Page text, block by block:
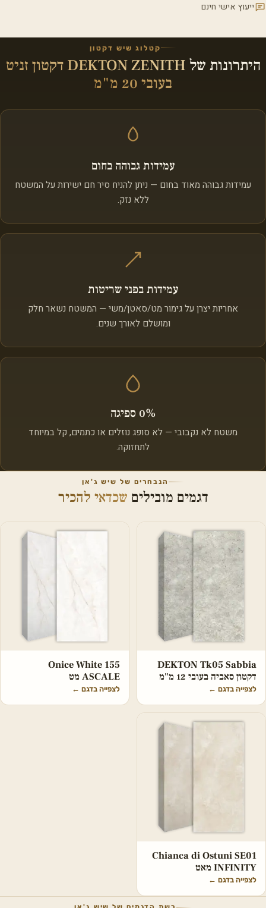
ייעוץ אישי חינם
קטלוג שיש דקטון
היתרונות של
DEKTON ZENITH דקטון זניט
בעובי 20 מ"מ
עמידות גבוהה בחום
עמידות גבוהה מאוד בחום — ניתן להניח סיר חם ישירות על המשטח
ללא נזק.
עמידות בפני שריטות
אחריות יצרן על גימור מט/סאטן/משי — המשטח נשאר חלק
ומושלם לאורך שנים.
0% ספיגה
משטח לא נקבובי — לא סופג נוזלים או כתמים, קל במיוחד
לתחזוקה.
הנבחרים של שיש ג'אן
דגמים מובילים שכדאי להכיר
DEKTON Tk05 Sabbia
דקטון סאביה בעובי 12 מ"מ
לצפייה בדגם ←
Onice White 155
ASCALE מט
לצפייה בדגם ←
Chianca di Ostuni SE01
INFINITY מאט
לצפייה בדגם ←